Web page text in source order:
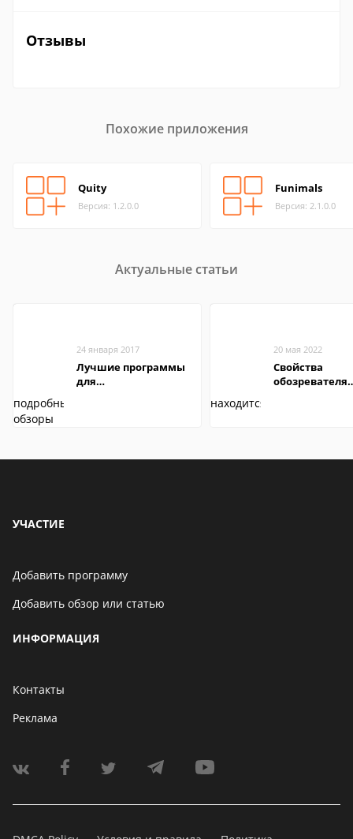
Отзывы
Похожие приложения
Quity
Версия: 1.2.0.0
Funimals
Версия: 2.1.0.0
Актуальные статьи
24 января 2017
Лучшие программы
для
20 мая 2022
Свойства
обозревателя
УЧАСТИЕ
Добавить программу
Добавить обзор или статью
ИНФОРМАЦИЯ
Контакты
Реклама